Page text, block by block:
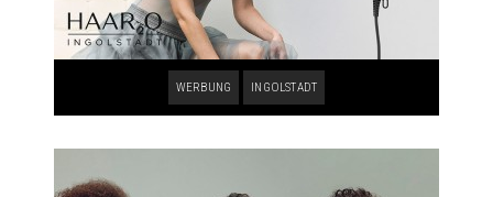
WERBUNG INGOLSTADT